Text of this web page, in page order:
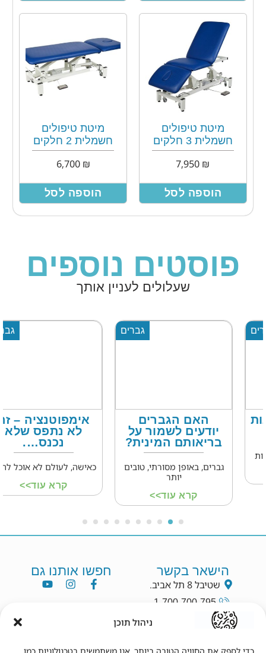
ניהול תוכן
כדי לספק את החוויה הטובה ביותר, אנו משתמשים בטכנולוגיות כמו
מיטת טיפולים
חשמלית 3 חלקים
₪
הוספה לסל
מיטת טיפולים
חשמלית 2 חלקים
₪
6,700
הוספה לסל
פוסטים נוספים
שעלולים לעניין אותך
האם הגברים
יודעים לשמור על
בריאותם המינית?
גברים, באופן מסורתי, טובים
קרא עוד>>
אימפוטנציה – זה
לא נתפס שלא
נכנס….
כאישה, לעולם לא אוכל להבין
קרא עוד>>
הישאר בקשר
שטיבל 8 תל אביב.
1-700-700-795
info@dryang.co.il
חפשו אותנו גם